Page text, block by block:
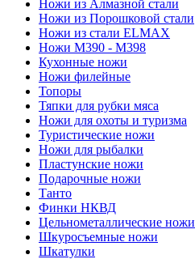
Ножи из Алмазной стали
Ножи из Порошковой стали
Ножи из стали ELMAX
Ножи М390 - М398
Кухонные ножи
Ножи филейные
Топоры
Тяпки для рубки мяса
Ножи для охоты и туризма
Туристические ножи
Ножи для рыбалки
Пластунские ножи
Подарочные ножи
Танто
Финки НКВД
Цельнометаллические ножи
Шкуросъемные ножи
Шкатулки